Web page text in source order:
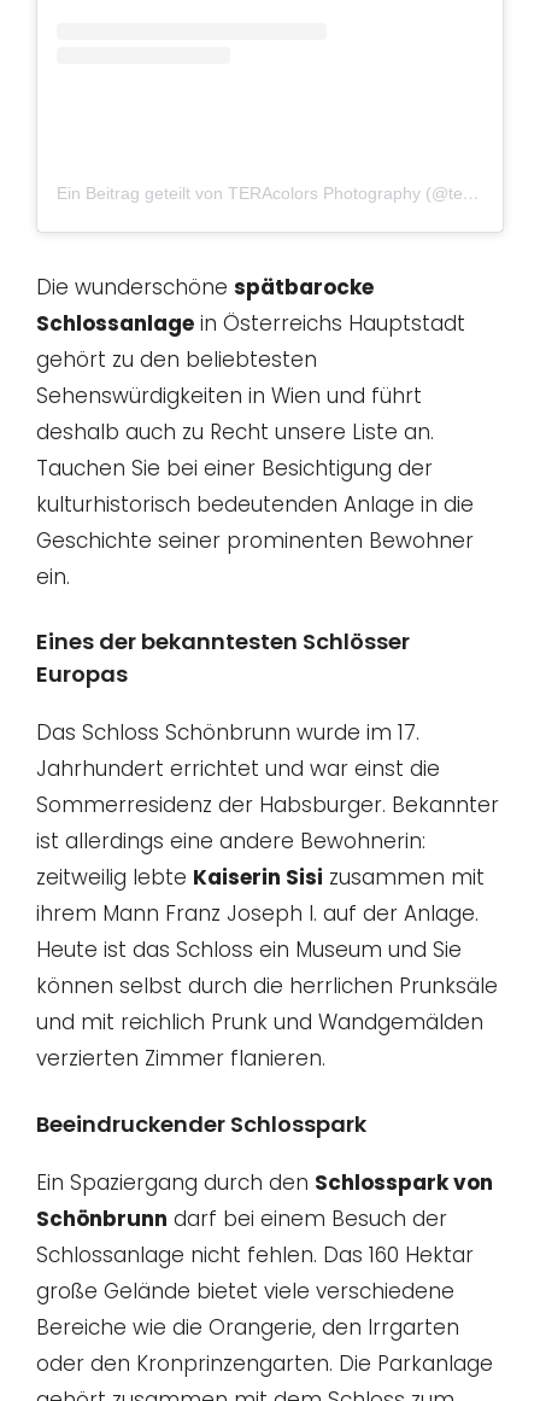
Ein Beitrag geteilt von TERAcolors Photography (@teracolors.de)
Die wunderschöne spätbarocke
Schlossanlage in Österreichs Hauptstadt
gehört zu den beliebtesten
Sehenswürdigkeiten in Wien und führt
deshalb auch zu Recht unsere Liste an.
Tauchen Sie bei einer Besichtigung der
kulturhistorisch bedeutenden Anlage in die
Geschichte seiner prominenten Bewohner
ein.
Eines der bekanntesten Schlösser
Europas
Das Schloss Schönbrunn wurde im 17.
Jahrhundert errichtet und war einst die
Sommerresidenz der Habsburger. Bekannter
ist allerdings eine andere Bewohnerin:
zeitweilig lebte Kaiserin Sisi zusammen mit
ihrem Mann Franz Joseph I. auf der Anlage.
Heute ist das Schloss ein Museum und Sie
können selbst durch die herrlichen Prunksäle
und mit reichlich Prunk und Wandgemälden
verzierten Zimmer flanieren.
Beeindruckender Schlosspark
Ein Spaziergang durch den Schlosspark von
Schönbrunn darf bei einem Besuch der
Schlossanlage nicht fehlen. Das 160 Hektar
große Gelände bietet viele verschiedene
Bereiche wie die Orangerie, den Irrgarten
oder den Kronprinzengarten. Die Parkanlage